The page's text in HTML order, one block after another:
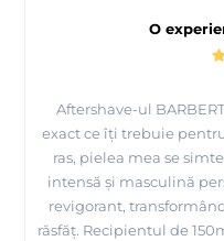
O
Aftershave-ul
exact ce îți trebuie
ras, pielea mea se
intensă și masculină
revigorant,
răsfăț. Recipientul de